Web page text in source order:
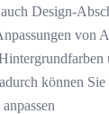
Design-
von
können